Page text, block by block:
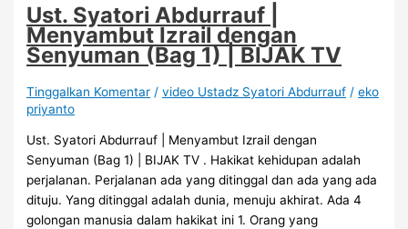
Ust. Syatori Abdurrauf |
Menyambut Izrail dengan
Senyuman (Bag 1) | BIJAK TV
Tinggalkan Komentar /video Ustadz Syatori Abdurrauf /eko
priyanto
Ust. Syatori Abdurrauf | Menyambut Izrail dengan
Senyuman (Bag 1) | BIJAK TV . Hakikat kehidupan adalah
perjalanan. Perjalanan ada yang ditinggal dan ada yang ada
dituju. Yang ditinggal adalah dunia, menuju akhirat. Ada 4
golongan manusia dalam hakikat ini 1. Orang yang